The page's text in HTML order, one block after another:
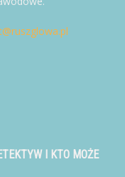
I KTO MOŻE